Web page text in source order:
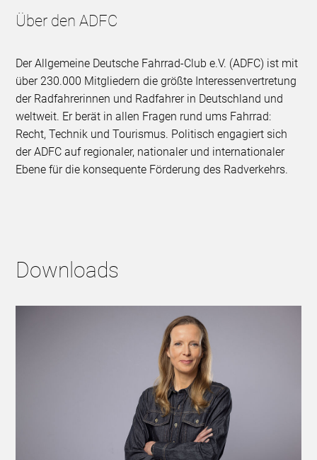
Über den ADFC
Der Allgemeine Deutsche Fahrrad-Club e.V. (ADFC) ist mit
über 230.000 Mitgliedern die größte Interessenvertretung
der Radfahrerinnen und Radfahrer in Deutschland und
weltweit. Er berät in allen Fragen rund ums Fahrrad:
Recht, Technik und Tourismus. Politisch engagiert sich
der ADFC auf regionaler, nationaler und internationaler
Ebene für die konsequente Förderung des Radverkehrs.
Downloads